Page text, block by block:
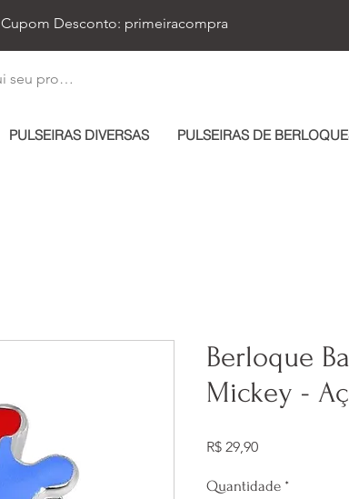
Cupom Desconto: primeiracompra
PULSEIRAS DIVERSAS PULSEIRAS DE
Berloque
Mickey -
R$ 29,90Preço
Quantidade *